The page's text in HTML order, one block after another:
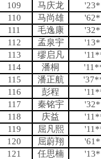
109 马庆龙
110
马尚雄
111
毛逸康
112
孟泉宇
113
缪启凡
114
潘桐
115
潘正航
116
彭程
117
秦铭宇
118
庆益
119
屈凡熙
120
屈蔚翔
121
任思楠